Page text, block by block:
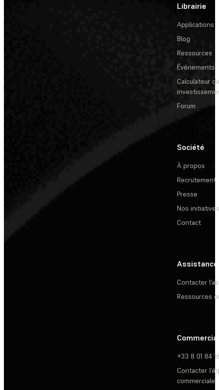
Librairie
Applications
Blog
Ressources
Événements
Calculateur
Forum
Société
À propos
Recrutement
Presse
Nos initiatives
Contact
Assistance
Contacter
Ressources
Commercial
+33 8 01 84
Contacter
commerciale